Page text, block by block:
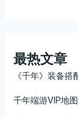
最热文章
《千年》装备
千年端游VIP地